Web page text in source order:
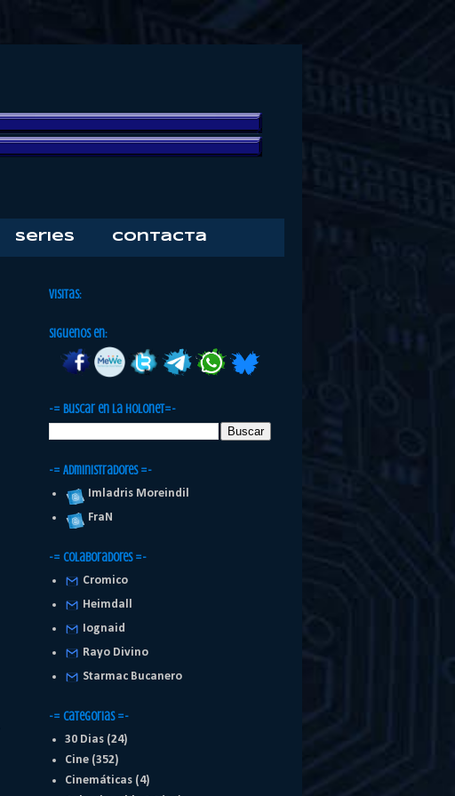
Series Contacta
Visitas:
Siguenos en:
-= Buscar en la Holonet=-
-= Administradores =-
Imladris Moreindil
FraN
-= Colaboradores =-
Cromico
Heimdall
Iognaid
Rayo Divino
Starmac Bucanero
-= Categorias =-
30 Dias (24)
Cine (352)
Cinemáticas (4)